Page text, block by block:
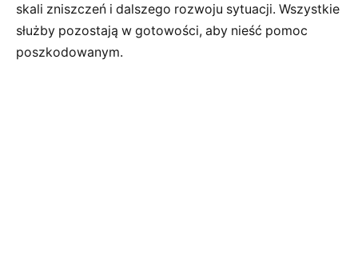
skali zniszczeń i dalszego rozwoju sytuacji. Wszystkie
służby pozostają w gotowości, aby nieść pomoc
poszkodowanym.